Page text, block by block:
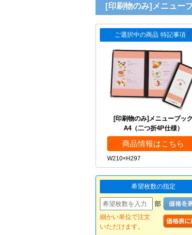
[印刷物のみ]メニュー
ご選択中の商品 特記事項 ！
[印刷物のみ]メニューブック
A4（二つ折4P仕様）
商品情報はこちら
W210×H297
希望枚数の指定
部
細かい単位で注文
いただけます。